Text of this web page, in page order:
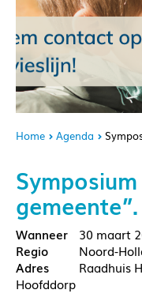
Home Agenda
gemeente”.
30 maart
Noord-
Raadhuis
Hoofddorp